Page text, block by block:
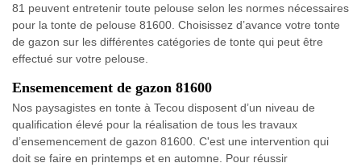
81 peuvent entretenir toute pelouse selon les normes nécessaires
pour la tonte de pelouse 81600. Choisissez d’avance votre tonte
de gazon sur les différentes catégories de tonte qui peut être
effectué sur votre pelouse.
Ensemencement de gazon 81600
Nos paysagistes en tonte à Tecou disposent d’un niveau de
qualification élevé pour la réalisation de tous les travaux
d’ensemencement de gazon 81600. C'est une intervention qui
doit se faire en printemps et en automne. Pour réussir